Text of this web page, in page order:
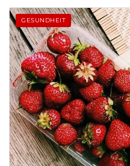
GESUNDHEIT